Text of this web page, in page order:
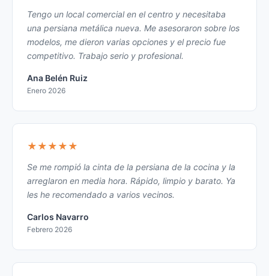
Tengo un local comercial en el centro y necesitaba
una persiana metálica nueva. Me asesoraron sobre los
modelos, me dieron varias opciones y el precio fue
competitivo. Trabajo serio y profesional.
Ana Belén Ruiz
Enero 2026
★★★★★
Se me rompió la cinta de la persiana de la cocina y la
arreglaron en media hora. Rápido, limpio y barato. Ya
les he recomendado a varios vecinos.
Carlos Navarro
Febrero 2026